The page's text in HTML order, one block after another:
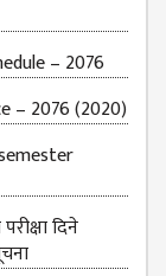
– 2076
– 2076 (2020)
दिने